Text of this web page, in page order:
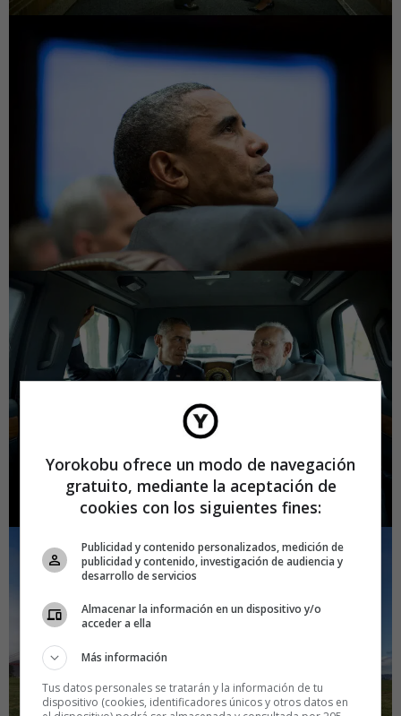
Yorokobu ofrece un modo de navegación
gratuito, mediante la aceptación de
cookies con los siguientes fines:
Publicidad y contenido personalizados, medición de
publicidad y contenido, investigación de audiencia y
desarrollo de servicios
Almacenar la información en un dispositivo y/o
acceder a ella
Más información
Tus datos personales se tratarán y la información de tu
dispositivo (cookies, identificadores únicos y otros datos en